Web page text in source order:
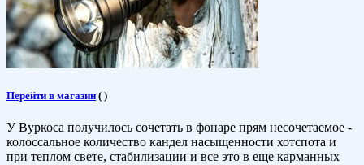
Перейти в магазин ( )
У Вуркоса получилось сочетать в фонаре прям несочетаемое -
колоссальное количество кандел насыщенности хотспота и
при теплом свете, стабилизации и все это в еще карманных